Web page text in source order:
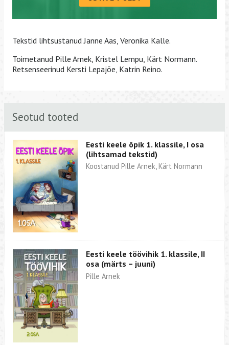
Tekstid lihtsustanud Janne Aas, Veronika Kalle.
Toimetanud Pille Arnek, Kristel Lempu, Kärt Normann.
Retsenseerinud Kersti Lepajõe, Katrin Reino.
Seotud tooted
Eesti keele õpik 1. klassile, I osa
(lihtsamad tekstid)
Koostanud Pille Arnek, Kärt Normann
Eesti keele töövihik 1. klassile, II
osa (märts – juuni)
Pille Arnek